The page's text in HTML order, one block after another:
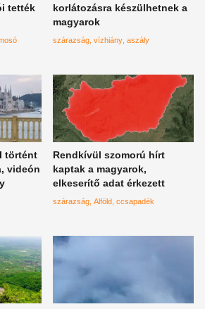
tették
korlátozásra készülhetnek a
magyarok
szárazság vízhiány aszály
történt
videón
Rendkívül szomorú hírt
kaptak a magyarok,
elkeserítő adat érkezett
szárazság Alföld ccsapadék